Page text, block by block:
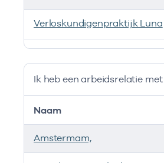
Ik ben werkzaam bij de
Verloskundigenpraktijk Luna
Ik heb een arbeidsrelatie met
Naam
Amstermam,